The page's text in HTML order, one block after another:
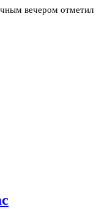
вечером отметил